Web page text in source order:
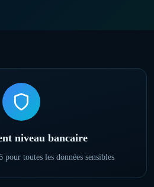
niveau bancaire
toutes les données sensibles